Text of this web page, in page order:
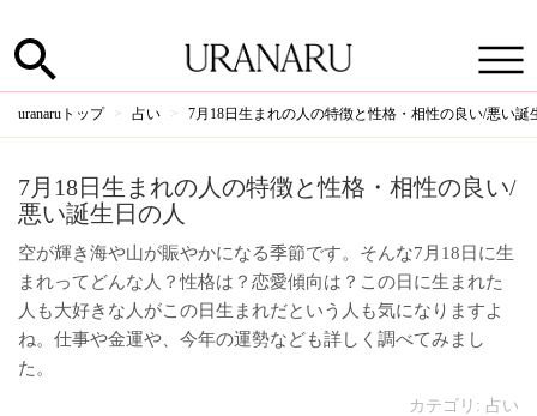
uranaruトップ 占い 7月18日生まれの人の特徴と性格・相性の良い/悪い誕
7月18日生まれの人の特徴と性格・相性の良い/
悪い誕生日の人
空が輝き海や山が賑やかになる季節です。そんな7月18日に生
まれってどんな人？性格は？恋愛傾向は？この日に生まれた
人も大好きな人がこの日生まれだという人も気になりますよ
ね。仕事や金運や、今年の運勢なども詳しく調べてみまし
た。
カテゴリ: 占い